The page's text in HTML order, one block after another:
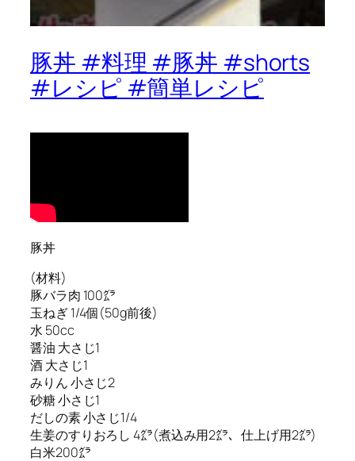
豚丼 #料理 #豚丼 #shorts
#レシピ #簡単レシピ
豚丼
(材料)
豚バラ肉 100㌘
玉ねぎ 1/4個(50g前後)
水 50cc
醤油 大さじ1
酒 大さじ1
みりん 小さじ2
砂糖 小さじ1
だしの素 小さじ1/4
生姜のすりおろし 4㌘(煮込み用2㌘、仕上げ用2㌘)
白米200㌘